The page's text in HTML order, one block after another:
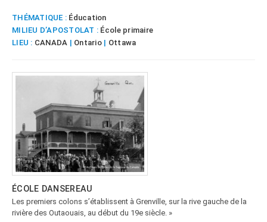
THÉMATIQUE : Éducation
MILIEU D’APOSTOLAT : École primaire
LIEU : CANADA | Ontario | Ottawa
ÉCOLE DANSEREAU
Les premiers colons s’établissent à Grenville, sur la rive gauche de la
rivière des Outaouais, au début du 19e siècle. »